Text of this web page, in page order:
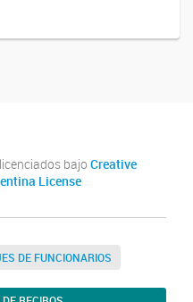
bajo Creative
License
DE FUNCIONARIOS